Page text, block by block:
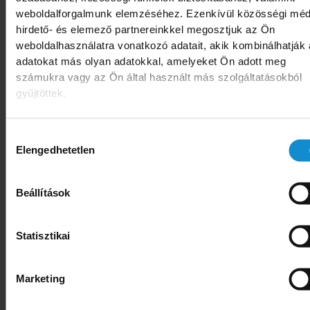
weboldalforgalmunk elemzéséhez. Ezenkívül közösségi
hirdető- és elemező partnereinkkel megosztjuk az Ön
weboldalhasználatra vonatkozó adatait, akik kombinálhatják
adatokat más olyan adatokkal, amelyeket Ön adott meg
számukra vagy az Ön által használt más szolgáltatásokból
gyűjtöttek.
kiválasztása
Elengedhetetlen
Beállítások
Statisztikai
Marketing
összefogásával hiánypótló módon ezúttal
ételérzékenységgel, illetve a
élő rászorulók kapnak olyan
amelyek számukra is fogyaszthatók.
Magyar Dietetikusok Országos
háromféle receptkönyvet állított
cukorbetegeknek, glutén-
laktózérzékenyeknek. Kifejezetten
hozzáférhető és olcsó alapanyagok
nélkülözőknek, hanem másnak is